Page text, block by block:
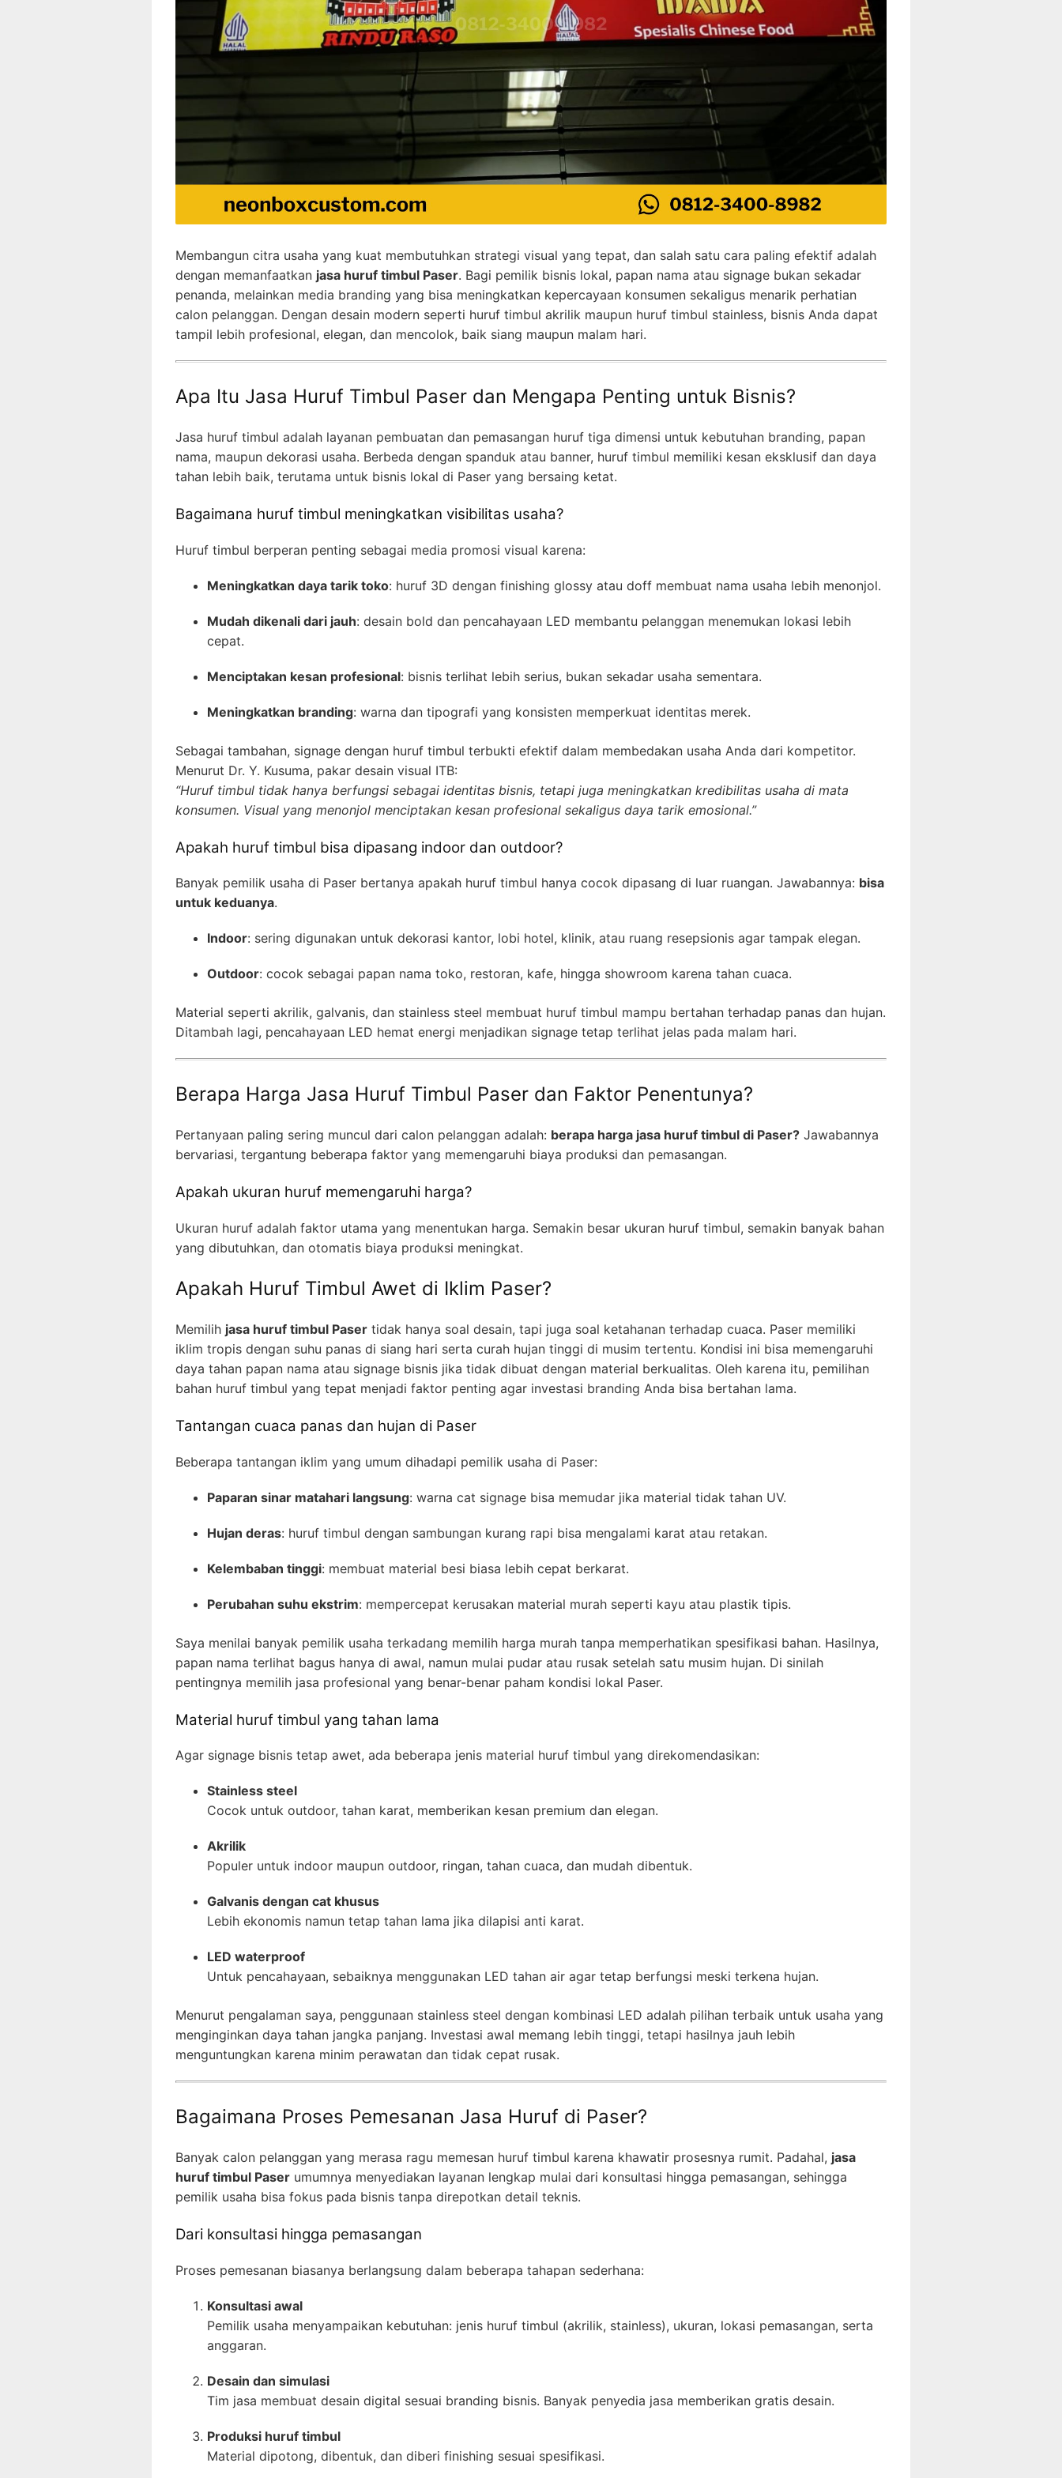
Membangun citra usaha yang kuat membutuhkan strategi visual yang tepat, dan salah satu cara paling efektif adalah
dengan memanfaatkan jasa huruf timbul Paser. Bagi pemilik bisnis lokal, papan nama atau signage bukan sekadar
penanda, melainkan media branding yang bisa meningkatkan kepercayaan konsumen sekaligus menarik perhatian
calon pelanggan. Dengan desain modern seperti huruf timbul akrilik maupun huruf timbul stainless, bisnis Anda dapat
tampil lebih profesional, elegan, dan mencolok, baik siang maupun malam hari.
Apa Itu Jasa Huruf Timbul Paser dan Mengapa Penting untuk Bisnis?
Jasa huruf timbul adalah layanan pembuatan dan pemasangan huruf tiga dimensi untuk kebutuhan branding, papan
nama, maupun dekorasi usaha. Berbeda dengan spanduk atau banner, huruf timbul memiliki kesan eksklusif dan daya
tahan lebih baik, terutama untuk bisnis lokal di Paser yang bersaing ketat.
Bagaimana huruf timbul meningkatkan visibilitas usaha?
Huruf timbul berperan penting sebagai media promosi visual karena:
Meningkatkan daya tarik toko: huruf 3D dengan finishing glossy atau doff membuat nama usaha lebih menonjol.
Mudah dikenali dari jauh: desain bold dan pencahayaan LED membantu pelanggan menemukan lokasi lebih
cepat.
Menciptakan kesan profesional: bisnis terlihat lebih serius, bukan sekadar usaha sementara.
Meningkatkan branding: warna dan tipografi yang konsisten memperkuat identitas merek.
Sebagai tambahan, signage dengan huruf timbul terbukti efektif dalam membedakan usaha Anda dari kompetitor.
Menurut Dr. Y. Kusuma, pakar desain visual ITB:
“Huruf timbul tidak hanya berfungsi sebagai identitas bisnis, tetapi juga meningkatkan kredibilitas usaha di mata
konsumen. Visual yang menonjol menciptakan kesan profesional sekaligus daya tarik emosional.”
Apakah huruf timbul bisa dipasang indoor dan outdoor?
Banyak pemilik usaha di Paser bertanya apakah huruf timbul hanya cocok dipasang di luar ruangan. Jawabannya: bisa
untuk keduanya.
Indoor: sering digunakan untuk dekorasi kantor, lobi hotel, klinik, atau ruang resepsionis agar tampak elegan.
Outdoor: cocok sebagai papan nama toko, restoran, kafe, hingga showroom karena tahan cuaca.
Material seperti akrilik, galvanis, dan stainless steel membuat huruf timbul mampu bertahan terhadap panas dan hujan.
Ditambah lagi, pencahayaan LED hemat energi menjadikan signage tetap terlihat jelas pada malam hari.
Berapa Harga Jasa Huruf Timbul Paser dan Faktor Penentunya?
Pertanyaan paling sering muncul dari calon pelanggan adalah: berapa harga jasa huruf timbul di Paser? Jawabannya
bervariasi, tergantung beberapa faktor yang memengaruhi biaya produksi dan pemasangan.
Apakah ukuran huruf memengaruhi harga?
Ukuran huruf adalah faktor utama yang menentukan harga. Semakin besar ukuran huruf timbul, semakin banyak bahan
yang dibutuhkan, dan otomatis biaya produksi meningkat.
Apakah Huruf Timbul Awet di Iklim Paser?
Memilih jasa huruf timbul Paser tidak hanya soal desain, tapi juga soal ketahanan terhadap cuaca. Paser memiliki
iklim tropis dengan suhu panas di siang hari serta curah hujan tinggi di musim tertentu. Kondisi ini bisa memengaruhi
daya tahan papan nama atau signage bisnis jika tidak dibuat dengan material berkualitas. Oleh karena itu, pemilihan
bahan huruf timbul yang tepat menjadi faktor penting agar investasi branding Anda bisa bertahan lama.
Tantangan cuaca panas dan hujan di Paser
Beberapa tantangan iklim yang umum dihadapi pemilik usaha di Paser:
Paparan sinar matahari langsung: warna cat signage bisa memudar jika material tidak tahan UV.
Hujan deras: huruf timbul dengan sambungan kurang rapi bisa mengalami karat atau retakan.
Kelembaban tinggi: membuat material besi biasa lebih cepat berkarat.
Perubahan suhu ekstrim: mempercepat kerusakan material murah seperti kayu atau plastik tipis.
Saya menilai banyak pemilik usaha terkadang memilih harga murah tanpa memperhatikan spesifikasi bahan. Hasilnya,
papan nama terlihat bagus hanya di awal, namun mulai pudar atau rusak setelah satu musim hujan. Di sinilah
pentingnya memilih jasa profesional yang benar-benar paham kondisi lokal Paser.
Material huruf timbul yang tahan lama
Agar signage bisnis tetap awet, ada beberapa jenis material huruf timbul yang direkomendasikan:
Stainless steel
Cocok untuk outdoor, tahan karat, memberikan kesan premium dan elegan.
Akrilik
Populer untuk indoor maupun outdoor, ringan, tahan cuaca, dan mudah dibentuk.
Galvanis dengan cat khusus
Lebih ekonomis namun tetap tahan lama jika dilapisi anti karat.
LED waterproof
Untuk pencahayaan, sebaiknya menggunakan LED tahan air agar tetap berfungsi meski terkena hujan.
Menurut pengalaman saya, penggunaan stainless steel dengan kombinasi LED adalah pilihan terbaik untuk usaha yang
menginginkan daya tahan jangka panjang. Investasi awal memang lebih tinggi, tetapi hasilnya jauh lebih
menguntungkan karena minim perawatan dan tidak cepat rusak.
Bagaimana Proses Pemesanan Jasa Huruf di Paser?
Banyak calon pelanggan yang merasa ragu memesan huruf timbul karena khawatir prosesnya rumit. Padahal, jasa
huruf timbul Paser umumnya menyediakan layanan lengkap mulai dari konsultasi hingga pemasangan, sehingga
pemilik usaha bisa fokus pada bisnis tanpa direpotkan detail teknis.
Dari konsultasi hingga pemasangan
Proses pemesanan biasanya berlangsung dalam beberapa tahapan sederhana:
Konsultasi awal
Pemilik usaha menyampaikan kebutuhan: jenis huruf timbul (akrilik, stainless), ukuran, lokasi pemasangan, serta
anggaran.
Desain dan simulasi
Tim jasa membuat desain digital sesuai branding bisnis. Banyak penyedia jasa memberikan gratis desain.
Produksi huruf timbul
Material dipotong, dibentuk, dan diberi finishing sesuai spesifikasi.